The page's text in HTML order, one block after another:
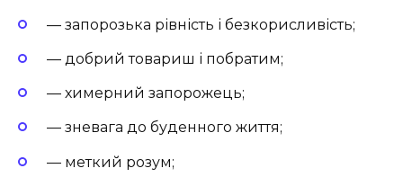
— запорозька рівність і безкорисливість;
— добрий товариш і побратим;
— химерний запорожець;
— зневага до буденного життя;
— меткий розум;